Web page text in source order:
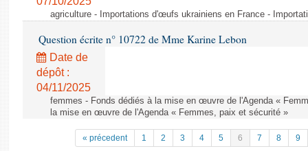
agriculture - Importations d'œufs ukrainiens en France -
Question écrite n° 10722 de Mme Karine Lebon
Date de
dépôt :
04/11/2025
femmes - Fonds dédiés à la mise en œuvre de l'Agenda «
la mise en œuvre de l'Agenda « Femmes, paix et sécurité »
« précedent 1 2 3 4 5 6 7 8 9